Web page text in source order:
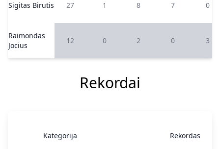
Sigitas Birutis 27 1 8 7 0
Raimondas
Jocius
12 0 2 0 3
Rekordai
Kategorija Rekordas